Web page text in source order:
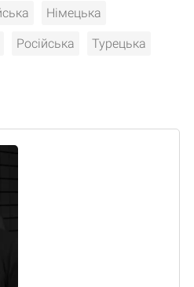
Німецька
Російська Турецька